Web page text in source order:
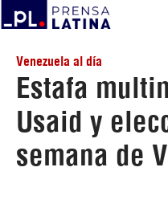
Venezuela al día
Estafa
Usaid y
semana de